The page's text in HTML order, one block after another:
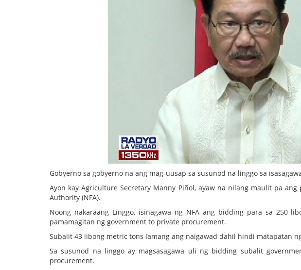
Gobyerno sa gobyerno na ang mag-uusap sa susunod na linggo sa
Ayon kay Agriculture Secretary Manny Piñol, ayaw na nilang maulit pa
Authority (NFA).
Noong nakaraang Linggo, isinagawa ng NFA ang bidding para sa 250
pamamagitan ng government to private procurement.
Subalit 43 libong metric tons lamang ang naigawad dahil hindi matapatan
Sa susunod na linggo ay magsasagawa uli ng bidding subalit
procurement.